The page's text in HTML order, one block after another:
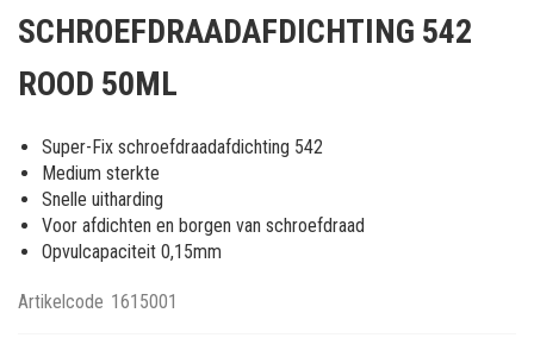
van
afbeeldingen-
SCHROEFDRAADAFDICHTING 542
ROOD 50ML
Super-Fix schroefdraadafdichting 542
Medium sterkte
Snelle uitharding
Voor afdichten en borgen van schroefdraad
Opvulcapaciteit 0,15mm
Artikelcode 1615001